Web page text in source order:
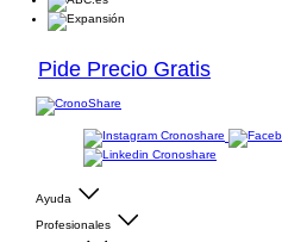
Pide Precio Gratis
Ayuda
Profesionales